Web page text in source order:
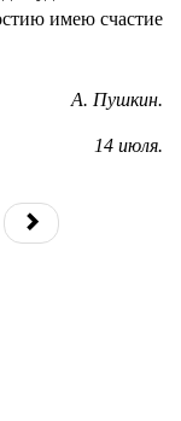
имею счастие
А. Пушкин.
14 июля.